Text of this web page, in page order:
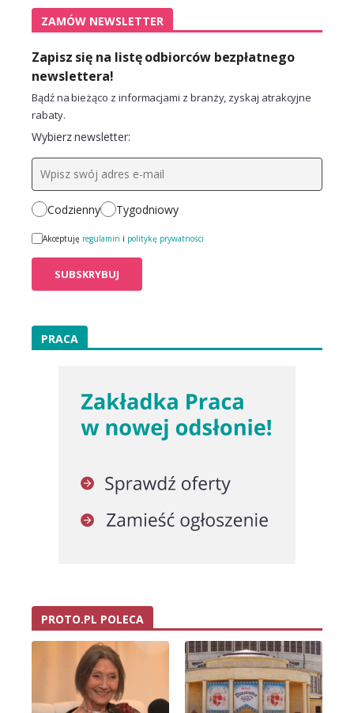
ZAMÓW NEWSLETTER
Zapisz się na listę odbiorców bezpłatnego
newslettera!
Bądź na bieżąco z informacjami z branży, zyskaj atrakcyjne
rabaty.
Wybierz newsletter:
Codzienny Tygodniowy
Akceptuję regulamin i politykę prywatności
PRACA
PROTO.PL POLECA